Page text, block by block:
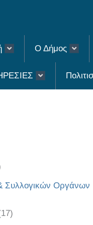
Ο Δήμος
Συλλογικών Οργάνων